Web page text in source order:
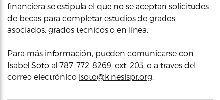
financiera se estipula el que no se aceptan solicitudes
de becas para completar estudios de grados
asociados, grados tecnicos o en línea.
Para más información, pueden comunicarse con
Isabel Soto al 787-772-8269, ext. 203, o a traves del
correo electrónico isoto@kinesispr.org.